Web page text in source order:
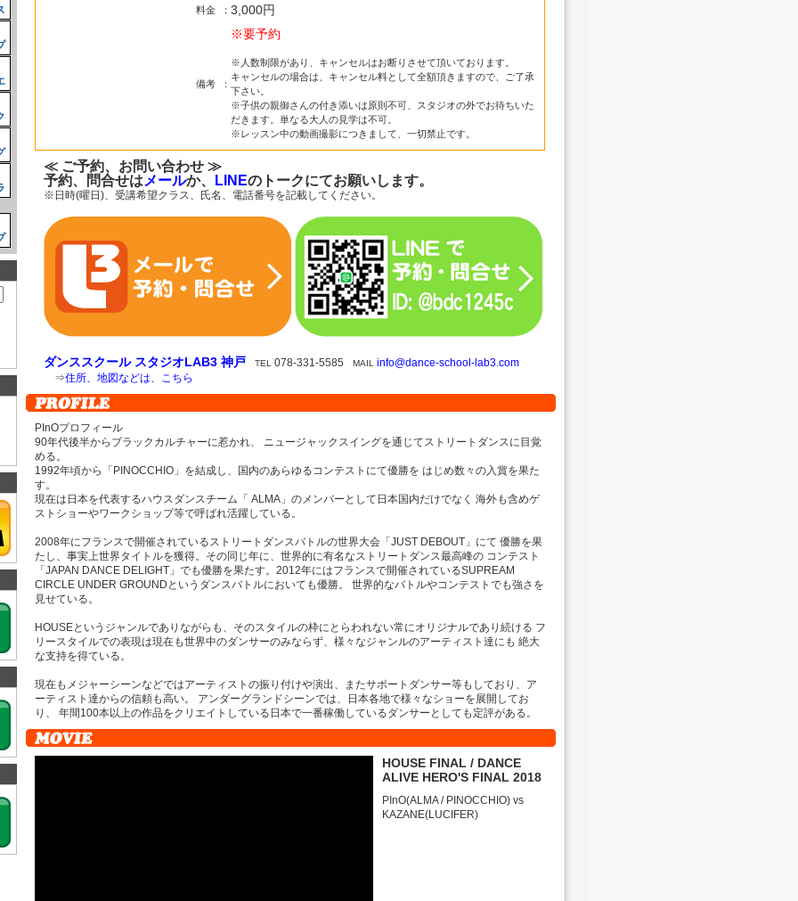
料金 ： 3,000円
備考 ：
※要予約
※人数制限があり、キャンセルはお断りさせて頂いております。
キャンセルの場合は、キャンセル料として全額頂きますので、ご了承
下さい。
※子供の親御さんの付き添いは原則不可、スタジオの外でお待ちいた
だきます。単なる大人の見学は不可。
※レッスン中の動画撮影につきまして、一切禁止です。
≪ ご予約、お問い合わせ ≫
予約、問合せは メールか、 LINEのトークにてお願いします。
※日時(曜日)、受講希望クラス、氏名、電話番号を記載してください。
ダンススクール スタジオLAB3 神戸 TEL 078-331-5585 MAIL info@dance-school-lab3.com
⇒住所、地図などは、こちら
PInOプロフィール
90年代後半からブラックカルチャーに惹かれ、 ニュージャックスイングを通じてストリートダンスに目覚
める。
1992年頃から「PINOCCHIO」を結成し、国内のあらゆるコンテストにて優勝を はじめ数々の入賞を果た
す。
現在は日本を代表するハウスダンスチーム「 ALMA」のメンバーとして日本国内だけでなく 海外も含めゲ
ストショーやワークショップ等で呼ばれ活躍している。
2008年にフランスで開催されているストリートダンスバトルの世界大会「JUST DEBOUT」にて 優勝を果
たし、事実上世界タイトルを獲得。その同じ年に、世界的に有名なストリートダンス最高峰の コンテスト
「JAPAN DANCE DELIGHT」でも優勝を果たす。2012年にはフランスで開催されているSUPREAM
CIRCLE UNDER GROUNDというダンスバトルにおいても優勝。 世界的なバトルやコンテストでも強さを
見せている。
HOUSEというジャンルでありながらも、そのスタイルの枠にとらわれない常にオリジナルであり続ける フ
リースタイルでの表現は現在も世界中のダンサーのみならず、様々なジャンルのアーティスト達にも 絶大
な支持を得ている。
現在もメジャーシーンなどではアーティストの振り付けや演出、またサポートダンサー等もしており、ア
ーティスト達からの信頼も高い。 アンダーグランドシーンでは、日本各地で様々なショーを展開してお
り、 年間100本以上の作品をクリエイトしている日本で一番稼働しているダンサーとしても定評がある。
HOUSE FINAL / DANCE
ALIVE HERO'S FINAL 2018
PInO(ALMA / PINOCCHIO) vs
KAZANE(LUCIFER)